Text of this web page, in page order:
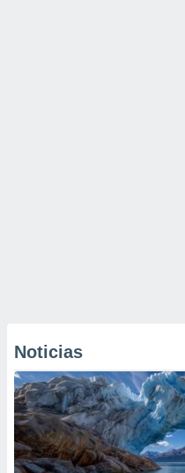
Noticias